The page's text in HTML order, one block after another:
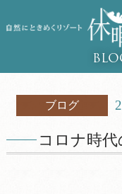
ブログ
コロナ時